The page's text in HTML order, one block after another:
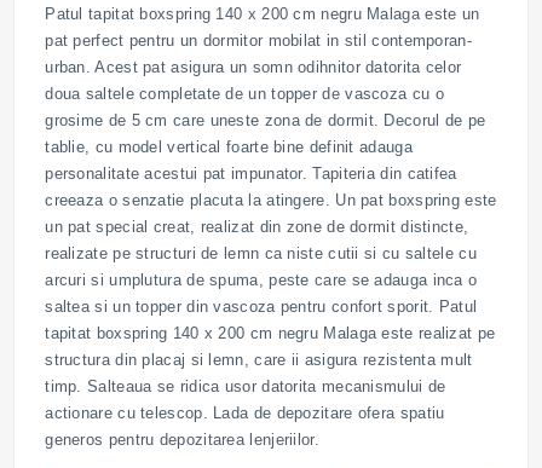
Patul tapitat boxspring 140 x 200 cm negru Malaga este un
pat perfect pentru un dormitor mobilat in stil contemporan-
urban. Acest pat asigura un somn odihnitor datorita celor
doua saltele completate de un topper de vascoza cu o
grosime de 5 cm care uneste zona de dormit. Decorul de pe
tablie, cu model vertical foarte bine definit adauga
personalitate acestui pat impunator. Tapiteria din catifea
creeaza o senzatie placuta la atingere. Un pat boxspring este
un pat special creat, realizat din zone de dormit distincte,
realizate pe structuri de lemn ca niste cutii si cu saltele cu
arcuri si umplutura de spuma, peste care se adauga inca o
saltea si un topper din vascoza pentru confort sporit. Patul
tapitat boxspring 140 x 200 cm negru Malaga este realizat pe
structura din placaj si lemn, care ii asigura rezistenta mult
timp. Salteaua se ridica usor datorita mecanismului de
actionare cu telescop. Lada de depozitare ofera spatiu
generos pentru depozitarea lenjeriilor.